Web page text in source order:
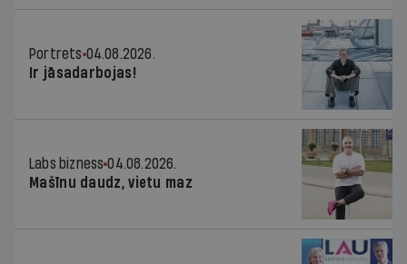
Portrets 04.08.2026.
Ir jāsadarbojas!
Labs bizness 04.08.2026.
Mašīnu daudz, vietu maz